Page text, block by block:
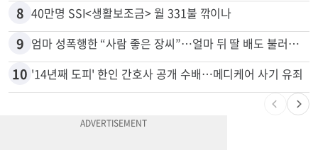
8 40만명 SSI<생활보조금> 월 331불 깎이나
9 엄마 성폭행한 “사람 좋은 장씨”…얼마 뒤 딸 배도 불러왔다
10 '14년째 도피' 한인 간호사 공개 수배…메디케어 사기 유죄